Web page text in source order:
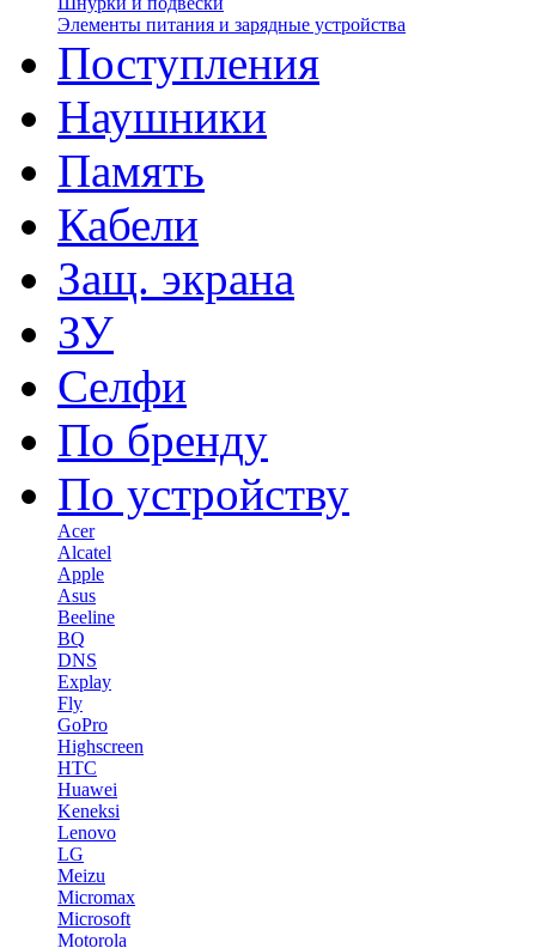
Элементы питания и зарядные устройства
Поступления
Наушники
Память
Кабели
Защ. экрана
ЗУ
Селфи
По бренду
По устройству
Acer
Alcatel
Apple
Asus
Beeline
BQ
DNS
Explay
Fly
GoPro
Highscreen
HTC
Huawei
Keneksi
Lenovo
LG
Meizu
Micromax
Microsoft
Motorola